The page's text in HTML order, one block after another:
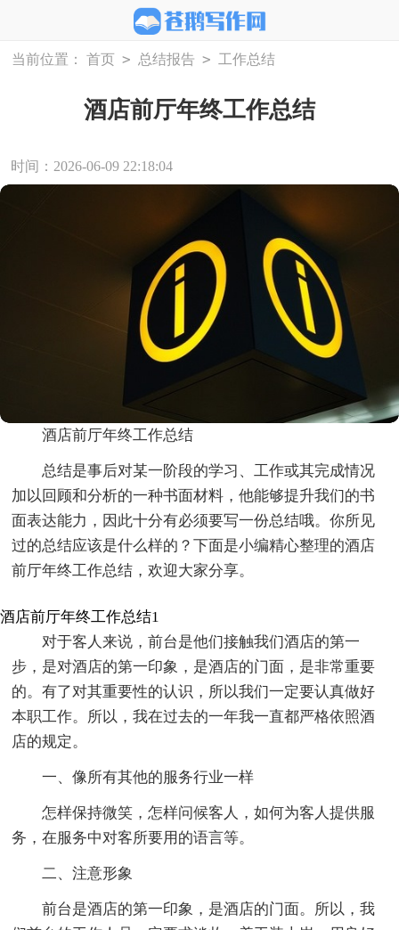
当前位置： 首页 > 总结报告 > 工作总结
酒店前厅年终工作总结
时间：2026-06-09 22:18:04
酒店前厅年终工作总结
总结是事后对某一阶段的学习、工作或其完成情况
加以回顾和分析的一种书面材料，他能够提升我们的书
面表达能力，因此十分有必须要写一份总结哦。你所见
过的总结应该是什么样的？下面是小编精心整理的酒店
前厅年终工作总结，欢迎大家分享。
酒店前厅年终工作总结1
对于客人来说，前台是他们接触我们酒店的第一
步，是对酒店的第一印象，是酒店的门面，是非常重要
的。有了对其重要性的认识，所以我们一定要认真做好
本职工作。所以，我在过去的一年我一直都严格依照酒
店的规定。
一、像所有其他的服务行业一样
怎样保持微笑，怎样问候客人，如何为客人提供服
务，在服务中对客所要用的语言等。
二、注意形象
前台是酒店的第一印象，是酒店的门面。所以，我